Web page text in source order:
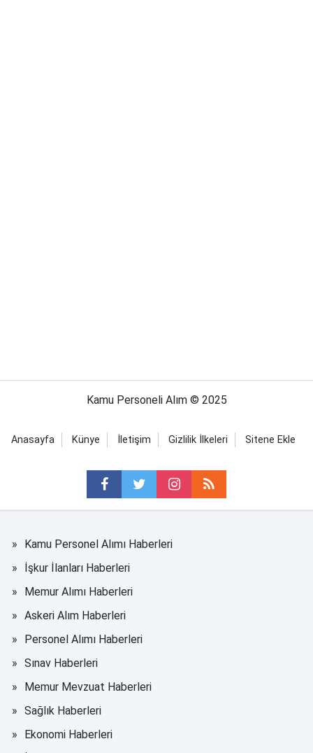
Kamu Personeli Alım © 2025
Anasayfa Künye İletişim Gizlilik İlkeleri Sitene Ekle
Kamu Personel Alımı Haberleri
İşkur İlanları Haberleri
Memur Alımı Haberleri
Askeri Alım Haberleri
Personel Alımı Haberleri
Sınav Haberleri
Memur Mevzuat Haberleri
Sağlık Haberleri
Ekonomi Haberleri